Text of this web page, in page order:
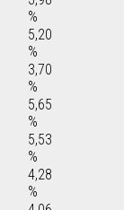
%
5,20
%
3,70
%
5,65
%
5,53
%
4,28
%